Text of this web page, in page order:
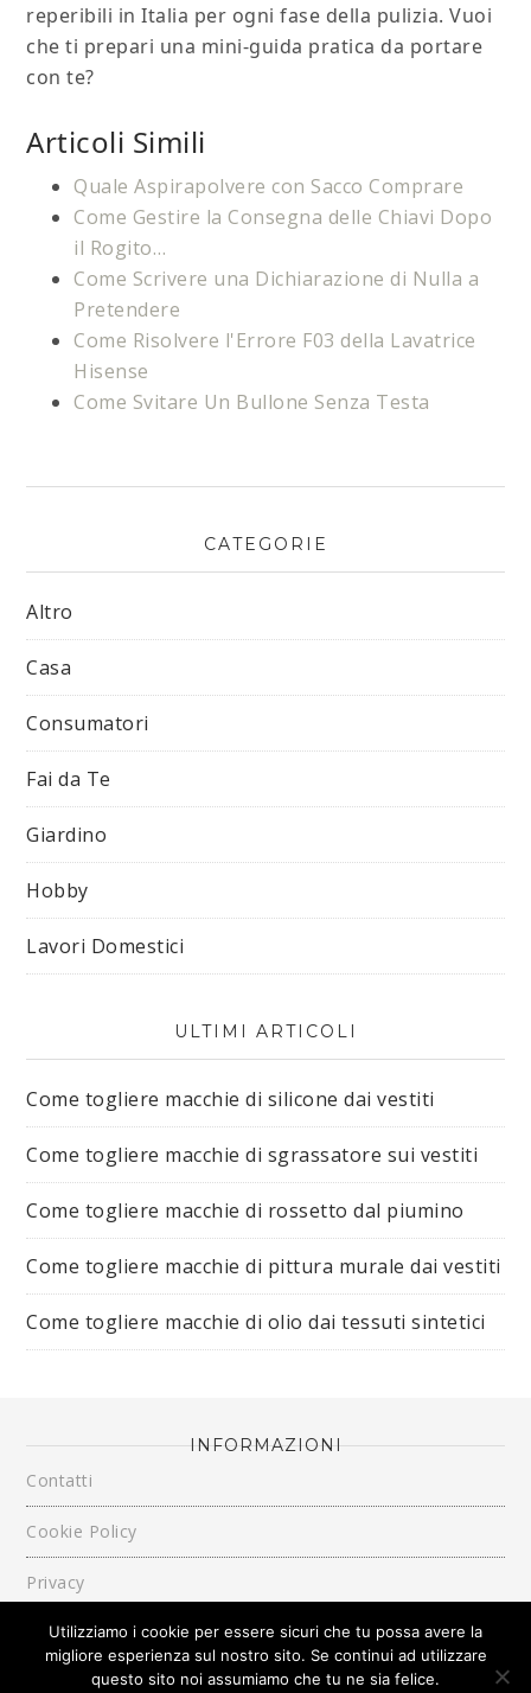
reperibili in Italia per ogni fase della pulizia. Vuoi
che ti prepari una mini-guida pratica da portare
con te?
Articoli Simili
Quale Aspirapolvere con Sacco Comprare
Come Gestire la Consegna delle Chiavi Dopo
il Rogito…
Come Scrivere una Dichiarazione di Nulla a
Pretendere
Come Risolvere l'Errore F03 della Lavatrice
Hisense​
Come Svitare Un Bullone Senza Testa
CATEGORIE
Altro
Casa
Consumatori
Fai da Te
Giardino
Hobby
Lavori Domestici
ULTIMI ARTICOLI
Come togliere macchie di silicone dai vestiti​
Come togliere macchie di sgrassatore sui vestiti​
Come togliere macchie di rossetto dal piumino​
Come togliere macchie di pittura murale dai vestiti​
Come togliere macchie di olio dai tessuti sintetici​
INFORMAZIONI
Contatti
Cookie Policy
Privacy
Utilizziamo i cookie per essere sicuri che tu possa avere la
migliore esperienza sul nostro sito. Se continui ad utilizzare
questo sito noi assumiamo che tu ne sia felice.